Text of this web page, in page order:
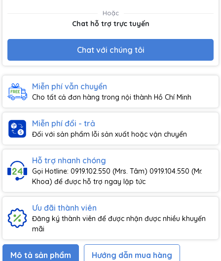
Hoặc
Chat hỗ trợ trực tuyến
Chat với chúng tôi
Miễn phí vẫn chuyển
Cho tất cả đơn hàng trong nội thành Hồ Chí Minh
Miễn phí đổi - trả
Đối với sản phẩm lỗi sản xuất hoặc vận chuyển
Hỗ trợ nhanh chóng
Gọi Hotline: 0919.102.550 (Mrs. Tâm) 0919.104.550 (Mr.
Khoa) để được hỗ trợ ngay lập tức
Ưu đãi thành viên
Đăng ký thành viên để được nhận được nhiều khuyến
mãi
Mô tả sản phẩm Hướng dẫn mua hàng